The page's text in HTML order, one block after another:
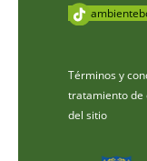
Términos y
tratamiento de
del sitio